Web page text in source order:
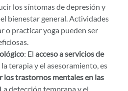
los síntomas de depresión y
bienestar general. Actividades
o practicar yoga pueden ser
: El acceso a servicios de
la terapia y el asesoramiento, es
los trastornos mentales en las
detección temprana y el